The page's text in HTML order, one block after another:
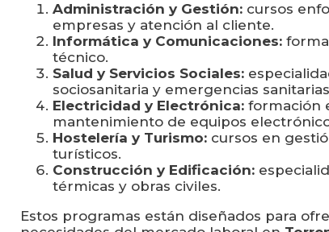
Administración y Gestión: cursos
empresas y atención al cliente.
Informática y Comunicaciones:
técnico.
Salud y Servicios Sociales:
sociosanitaria y emergencias
Electricidad y Electrónica: formación
mantenimiento de equipos
Hostelería y Turismo: cursos en
turísticos.
Construcción y Edificación:
térmicas y obras civiles.
Estos programas están diseñados para